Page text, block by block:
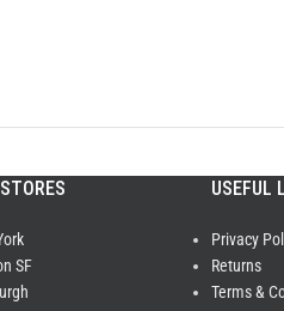
SF
USEFUL
Privacy
Returns
Terms &